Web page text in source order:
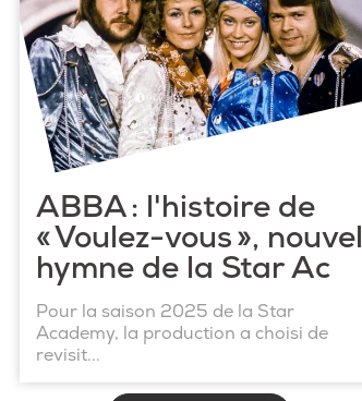
ABBA : l'histoire de
« Voulez-vous », nouvel
hymne de la Star Ac
Pour la saison 2025 de la Star
Academy, la production a choisi de
revisit...